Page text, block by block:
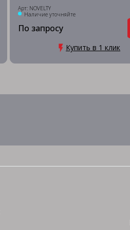
Арт: NOVELTY
Наличие уточняйте
По запросу
Купить в 1 клик